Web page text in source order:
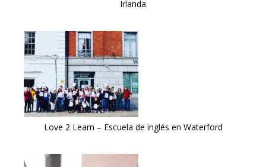
Irlanda
Love 2 Learn – Escuela de inglés en Waterford